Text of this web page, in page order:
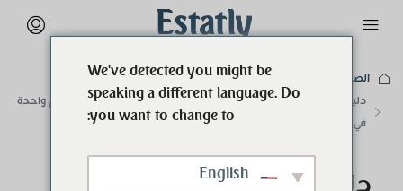
الصفحة الرئيسية
المدونة
دليل المستأجر: الاستوديوهات مقابل الاستوديوهات شقق بغرفة نوم واحدة
في دبي
دليل المستأجر:
We've detected you might be
speaking a different language. Do
you want to change to: